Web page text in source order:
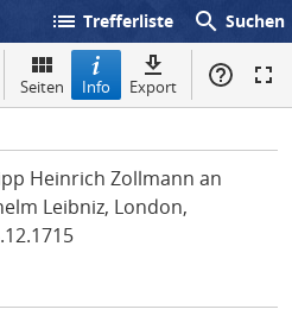
list Trefferliste search Suchen
Seiten Info Export
Heinrich Zollmann an
Leibniz, London,